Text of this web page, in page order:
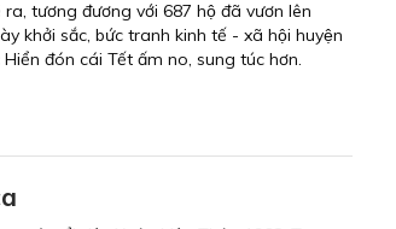
tương đương với 687 hộ đã vươn lên
khởi sắc, bức tranh kinh tế - xã hội huyện
đón cái Tết ấm no, sung túc hơn.